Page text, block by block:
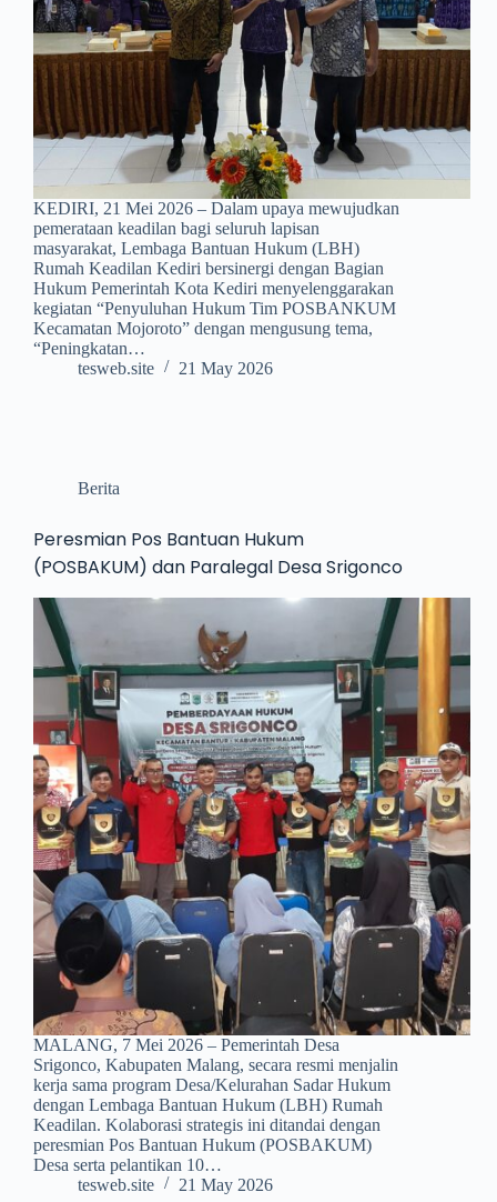
KEDIRI, 21 Mei 2026 – Dalam upaya mewujudkan
pemerataan keadilan bagi seluruh lapisan
masyarakat, Lembaga Bantuan Hukum (LBH)
Rumah Keadilan Kediri bersinergi dengan Bagian
Hukum Pemerintah Kota Kediri menyelenggarakan
kegiatan “Penyuluhan Hukum Tim POSBANKUM
Kecamatan Mojoroto” dengan mengusung tema,
“Peningkatan…
tesweb.site
21 May 2026
Berita
Peresmian Pos Bantuan Hukum
(POSBAKUM) dan Paralegal Desa Srigonco
MALANG, 7 Mei 2026 – Pemerintah Desa
Srigonco, Kabupaten Malang, secara resmi menjalin
kerja sama program Desa/Kelurahan Sadar Hukum
dengan Lembaga Bantuan Hukum (LBH) Rumah
Keadilan. Kolaborasi strategis ini ditandai dengan
peresmian Pos Bantuan Hukum (POSBAKUM)
Desa serta pelantikan 10…
tesweb.site
21 May 2026